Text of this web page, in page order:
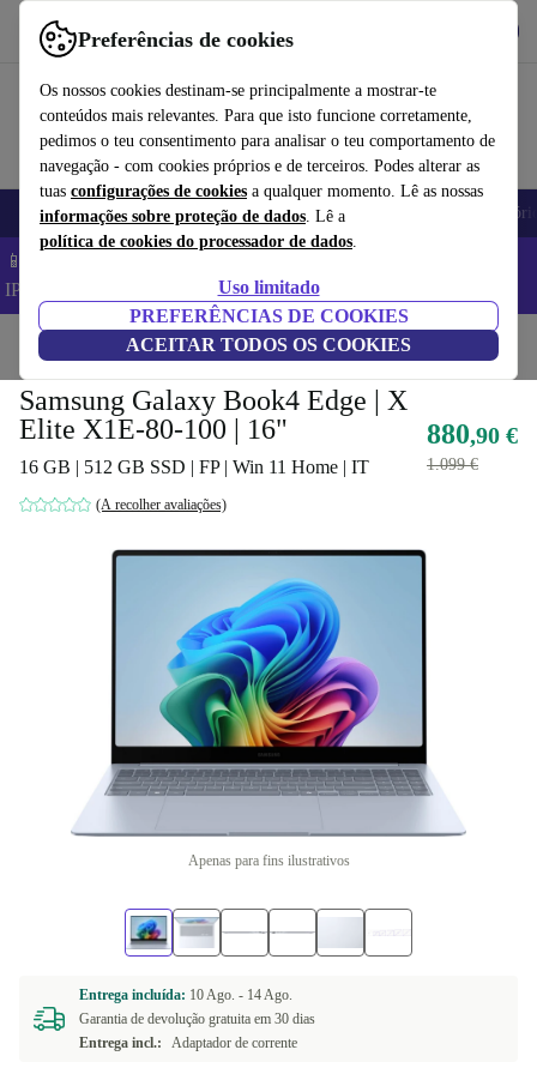
Preferências de cookies
Os nossos cookies destinam-se principalmente a mostrar-te
conteúdos mais relevantes. Para que isto funcione corretamente,
pedimos o teu consentimento para analisar o teu comportamento de
navegação - com cookies próprios e de terceiros. Podes alterar as
tuas configurações de cookies a qualquer momento. Lê as nossas
informações sobre proteção de dados. Lê a
política de cookies do processador de dados.
Uso limitado
PREFERÊNCIAS DE COOKIES
ACEITAR TODOS OS COOKIES
Use o refurbed de forma rápida e fácil
Telemóveis Computadores Portáteis Tablets
📱 Poupa 5% EXTRA em todos os iPhones – Código:
IPHONEDEAL –
Início Computadores portáteis
Samsung Galaxy Book4 Edge | X
Elite X1E-80-100 | 16"
16 GB | 512 GB SSD | FP | Win 11 Home | IT
(A recolher avaliações)
880,90 €
1.099 €
Apenas para fins ilustrativos
Entrega incluída: 10 Ago. - 14 Ago.
Garantia de devolução gratuita em 30 dias
Entrega incl.:
Adaptador de corrente